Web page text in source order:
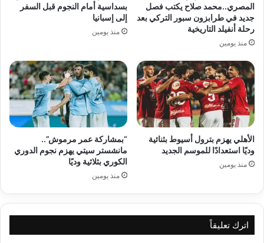
المصري..محمد صلاح يكتب فصل
جديد في طرابزون سبور التركي بعد
رحلة أنفيلد التاريخية
منذ يومين
بسداسية أمام النجوم قبل السفر
إلى إسبانيا
منذ يومين
الأهلي يهزم بترول أسيوط بثنائية
وديًا استعدادًا للموسم الجديد
منذ يومين
“بمشاركة عمر مرموش”..
مانشستر سيتي يهزم نجوم الدوري
الكوري بثلاثية وديًا
منذ يومين
اترك تعليقاً